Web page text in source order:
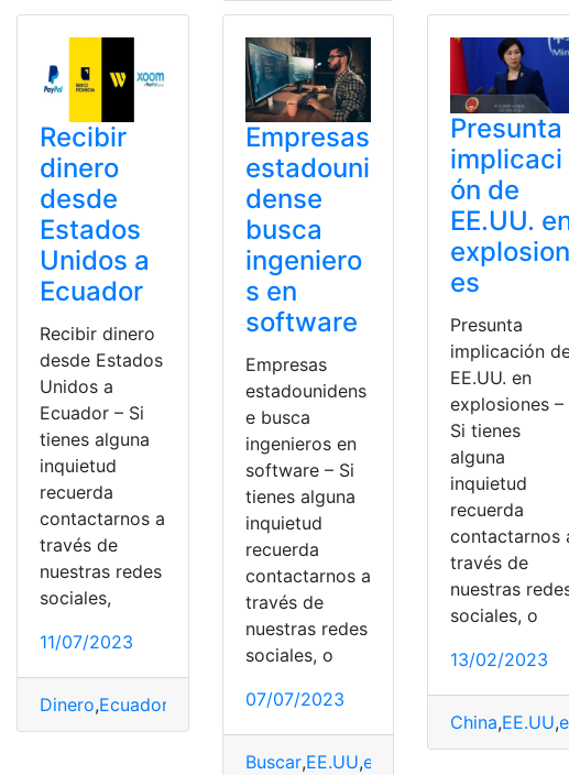
Recibir
dinero
desde
Estados
Unidos a
Ecuador
Recibir dinero
desde Estados
Unidos a
Ecuador – Si
tienes alguna
inquietud
recuerda
contactarnos a
través de
nuestras redes
sociales,
11/07/2023
Dinero,Ecuador métodos,Recibir
Empresas
estadouni
dense
busca
ingeniero
s en
software
Empresas
estadounidens
e busca
ingenieros en
software – Si
tienes alguna
inquietud
recuerda
contactarnos a
través de
nuestras redes
sociales, o
07/07/2023
Buscar,EE.UU,empresas
Presunta
implicaci
ón de
EE.UU.
explosion
es
Presunta
implicación
EE.UU. en
explosiones –
Si tienes
alguna
inquietud
recuerda
contactarnos
través de
nuestras
sociales, o
13/02/2023
China,EE.UU,